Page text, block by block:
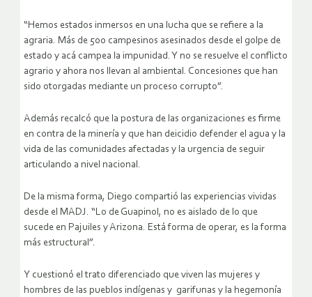
“Hemos estados inmersos en una lucha que se refiere a la
agraria. Más de 500 campesinos asesinados desde el golpe de
estado y acá campea la impunidad. Y no se resuelve el conflicto
agrario y ahora nos llevan al ambiental. Concesiones que han
sido otorgadas mediante un proceso corrupto”.
Además recalcó que la postura de las organizaciones es firme
en contra de la minería y que han deicidio defender el agua y la
vida de las comunidades afectadas y la urgencia de seguir
articulando a nivel nacional.
De la misma forma, Diego compartió las experiencias vividas
desde el MADJ. “Lo de Guapinol, no es aislado de lo que
sucede en Pajuiles y Arizona. Está forma de operar, es la forma
más estructural”.
Y cuestionó el trato diferenciado que viven las mujeres y
hombres de las pueblos indígenas y garifunas y la hegemonía